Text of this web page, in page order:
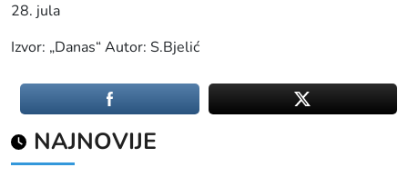
28. jula
Izvor: „Danas“ Autor: S.Bjelić
NAJNOVIJE